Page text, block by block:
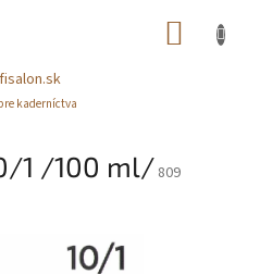
kaderníctva
1 /100 ml/ 809